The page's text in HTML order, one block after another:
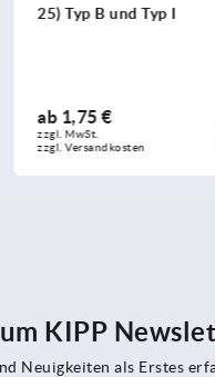
und Typ I
KIPP
Neuigkeiten als Erstes